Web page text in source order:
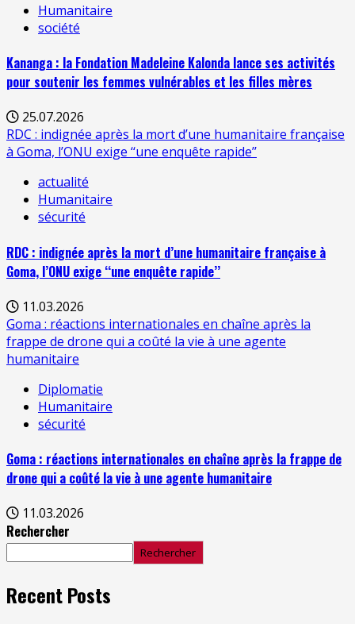
Humanitaire
société
Kananga : la Fondation Madeleine Kalonda lance ses activités
pour soutenir les femmes vulnérables et les filles mères
25.07.2026
RDC : indignée après la mort d’une humanitaire française
à Goma, l’ONU exige ‘‘une enquête rapide’’
actualité
Humanitaire
sécurité
RDC : indignée après la mort d’une humanitaire française à
Goma, l’ONU exige ‘‘une enquête rapide’’
11.03.2026
Goma : réactions internationales en chaîne après la
frappe de drone qui a coûté la vie à une agente
humanitaire
Diplomatie
Humanitaire
sécurité
Goma : réactions internationales en chaîne après la frappe de
drone qui a coûté la vie à une agente humanitaire
11.03.2026
Rechercher
Rechercher
Recent Posts